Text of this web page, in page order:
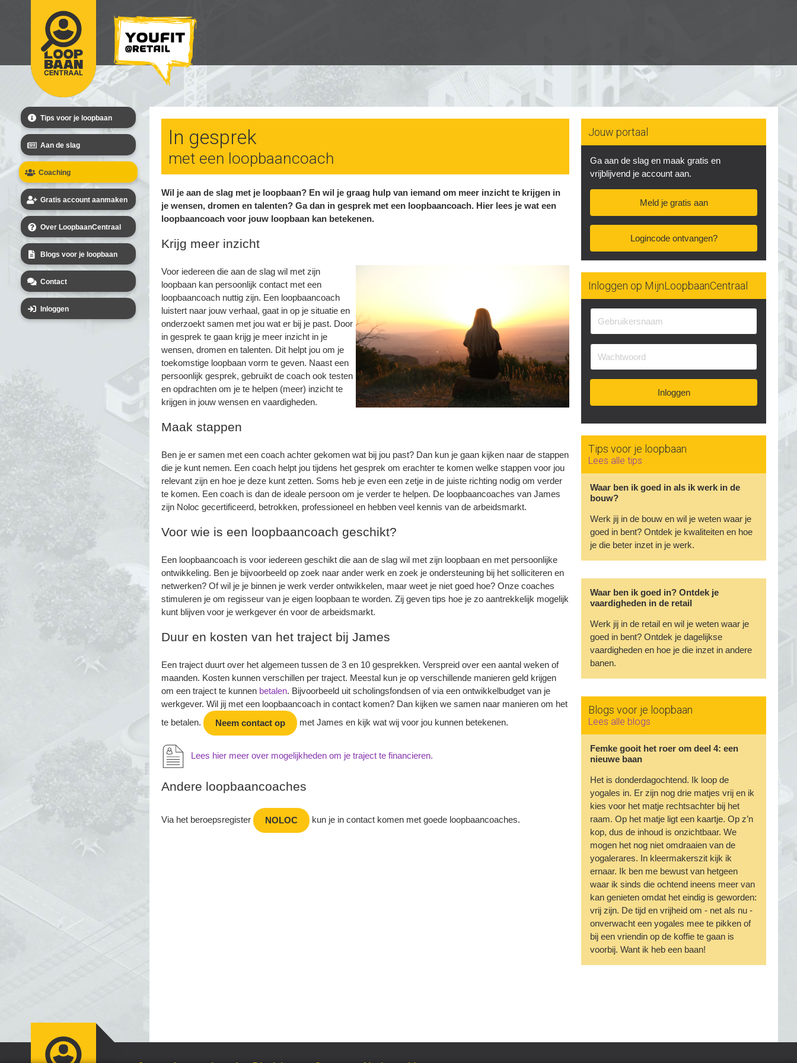
Tips voor je loopbaan
Aan de slag
Coaching
Gratis account aanmaken
Over LoopbaanCentraal
Blogs voor je loopbaan
Contact
Inloggen
In gesprek
met een loopbaancoach
Wil je aan de slag met je loopbaan? En wil je graag hulp van iemand om meer inzicht te krijgen in
je wensen, dromen en talenten? Ga dan in gesprek met een loopbaancoach. Hier lees je wat een
loopbaancoach voor jouw loopbaan kan betekenen.
Krijg meer inzicht
Voor iedereen die aan de slag wil met zijn
loopbaan kan persoonlijk contact met een
loopbaancoach nuttig zijn. Een loopbaancoach
luistert naar jouw verhaal, gaat in op je situatie en
onderzoekt samen met jou wat er bij je past. Door
in gesprek te gaan krijg je meer inzicht in je
wensen, dromen en talenten. Dit helpt jou om je
toekomstige loopbaan vorm te geven. Naast een
persoonlijk gesprek, gebruikt de coach ook testen
en opdrachten om je te helpen (meer) inzicht te
krijgen in jouw wensen en vaardigheden.
Maak stappen
Ben je er samen met een coach achter gekomen wat bij jou past? Dan kun je gaan kijken naar de stappen
die je kunt nemen. Een coach helpt jou tijdens het gesprek om erachter te komen welke stappen voor jou
relevant zijn en hoe je deze kunt zetten. Soms heb je even een zetje in de juiste richting nodig om verder
te komen. Een coach is dan de ideale persoon om je verder te helpen. De loopbaancoaches van James
zijn Noloc gecertificeerd, betrokken, professioneel en hebben veel kennis van de arbeidsmarkt.
Voor wie is een loopbaancoach geschikt?
Een loopbaancoach is voor iedereen geschikt die aan de slag wil met zijn loopbaan en met persoonlijke
ontwikkeling. Ben je bijvoorbeeld op zoek naar ander werk en zoek je ondersteuning bij het solliciteren en
netwerken? Of wil je je binnen je werk verder ontwikkelen, maar weet je niet goed hoe? Onze coaches
stimuleren je om regisseur van je eigen loopbaan te worden. Zij geven tips hoe je zo aantrekkelijk mogelijk
kunt blijven voor je werkgever én voor de arbeidsmarkt.
Duur en kosten van het traject bij James
Een traject duurt over het algemeen tussen de 3 en 10 gesprekken. Verspreid over een aantal weken of
maanden. Kosten kunnen verschillen per traject. Meestal kun je op verschillende manieren geld krijgen
om een traject te kunnen betalen. Bijvoorbeeld uit scholingsfondsen of via een ontwikkelbudget van je
werkgever. Wil jij met een loopbaancoach in contact komen? Dan kijken we samen naar manieren om het
te betalen.
Neem contact op met James en kijk wat wij voor jou kunnen betekenen.
Lees hier meer over mogelijkheden om je traject te financieren.
Andere loopbaancoaches
Via het beroepsregister NOLOC kun je in contact komen met goede loopbaancoaches.
Jouw portaal
Ga aan de slag en maak gratis en
vrijblijvend je account aan.
Meld je gratis aan
Logincode ontvangen?
Inloggen op MijnLoopbaanCentraal
Inloggen
Tips voor je loopbaan
Lees alle tips
Waar ben ik goed in als ik werk in de
bouw?
Werk jij in de bouw en wil je weten waar je
goed in bent? Ontdek je kwaliteiten en hoe
je die beter inzet in je werk.
Waar ben ik goed in? Ontdek je
vaardigheden in de retail
Werk jij in de retail en wil je weten waar je
goed in bent? Ontdek je dagelijkse
vaardigheden en hoe je die inzet in andere
banen.
Blogs voor je loopbaan
Lees alle blogs
Femke gooit het roer om deel 4: een
nieuwe baan
Het is donderdagochtend. Ik loop de
yogales in. Er zijn nog drie matjes vrij en ik
kies voor het matje rechtsachter bij het
raam. Op het matje ligt een kaartje. Op z’n
kop, dus de inhoud is onzichtbaar. We
mogen het nog niet omdraaien van de
yogalerares. In kleermakerszit kijk ik
ernaar. Ik ben me bewust van hetgeen
waar ik sinds die ochtend ineens meer van
kan genieten omdat het eindig is geworden:
vrij zijn. De tijd en vrijheid om - net als nu -
onverwacht een yogales mee te pikken of
bij een vriendin op de koffie te gaan is
voorbij. Want ik heb een baan!